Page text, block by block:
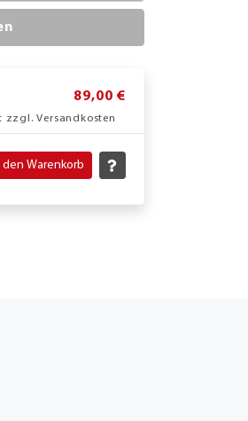
89,00 €
zzgl. Versandkosten
erhöhen
den Warenkorb